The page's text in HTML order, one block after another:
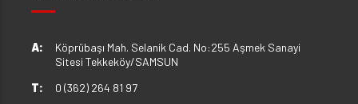
A:
Köprübaşı Mah. Selanik Cad. No:255 Aşmek Sanayi
Sitesi Tekkeköy/SAMSUN
T:
0 (362) 264 81 97